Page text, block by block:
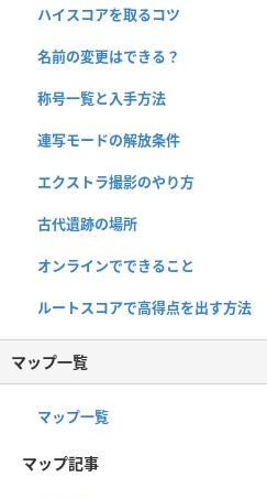
ハイスコアを取るコツ
名前の変更はできる？
称号一覧と入手方法
連写モードの解放条件
エクストラ撮影のやり方
古代遺跡の場所
オンラインでできること
ルートスコアで高得点を出す方法
マップ一覧
マップ一覧
マップ記事